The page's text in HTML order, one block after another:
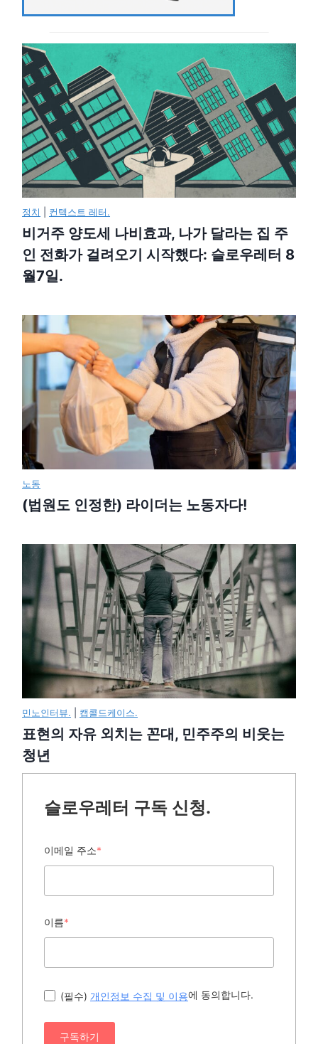
정치 컨텍스트 레터.
비거주 양도세 나비효과, 나가 달라는 집 주
인 전화가 걸려오기 시작했다: 슬로우레터 8
월7일.
노동
(법원도 인정한) 라이더는 노동자다!
민노인터뷰. 캡콜드케이스.
표현의 자유 외치는 꼰대, 민주주의 비웃는
청년
슬로우레터 구독 신청.
이메일 주소*
이름*
(필수) 개인정보 수집 및 이용에 동의합니다.
구독하기